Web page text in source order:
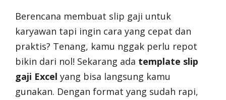
Berencana membuat slip gaji untuk
karyawan tapi ingin cara yang cepat dan
praktis? Tenang, kamu nggak perlu repot
bikin dari nol! Sekarang ada template slip
gaji Excel yang bisa langsung kamu
gunakan. Dengan format yang sudah rapi,